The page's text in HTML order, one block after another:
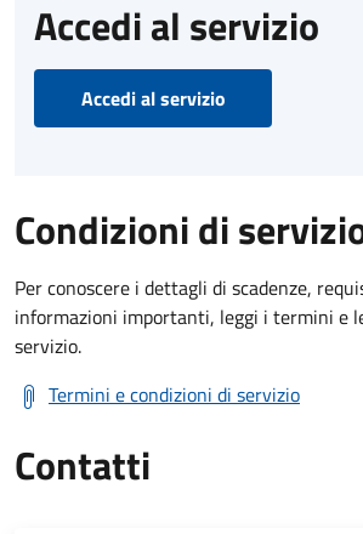
Accedi al servizio
Accedi al servizio
Condizioni di
Per conoscere i dettagli di scadenze,
informazioni importanti, leggi i termini e
servizio.
Termini e condizioni di servizio
Contatti